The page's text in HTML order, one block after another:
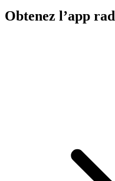
Obtenez l’app